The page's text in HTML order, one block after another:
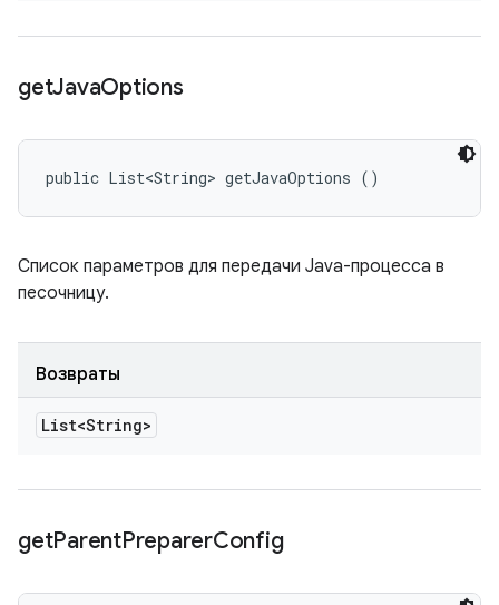
getJavaOptions
public List<String> getJavaOptions ()
Список параметров для передачи Java-процесса в
песочницу.
Возвраты
List<String>
getParentPreparerConfig